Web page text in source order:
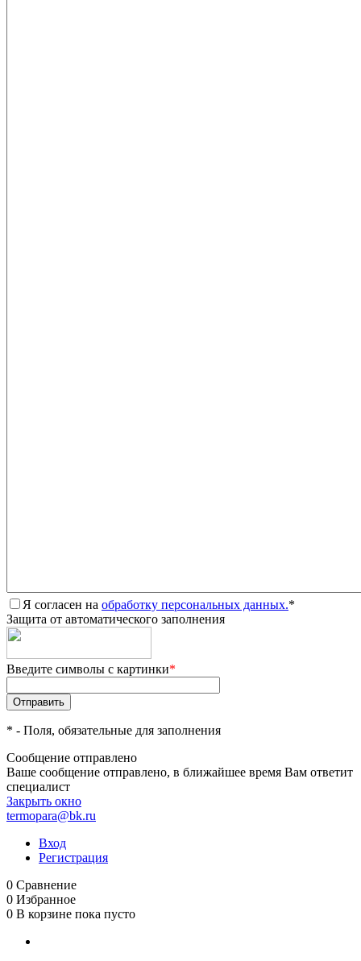
Я согласен на обработку персональных данных.*
Защита от автоматического заполнения
Введите символы с картинки*
* - Поля, обязательные для заполнения
Сообщение отправлено
Ваше сообщение отправлено, в ближайшее время Вам ответит
специалист
Закрыть окно
termopara@bk.ru
Вход
Регистрация
0 Сравнение
0 Избранное
0 В корзине пока пусто